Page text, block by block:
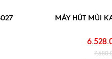
MÁY HÚT MÙI